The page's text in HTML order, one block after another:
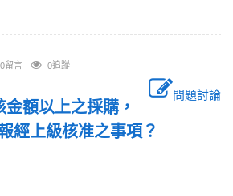
0留言 0追蹤
問題討論
額以上之採購，
經上級核准之事項？